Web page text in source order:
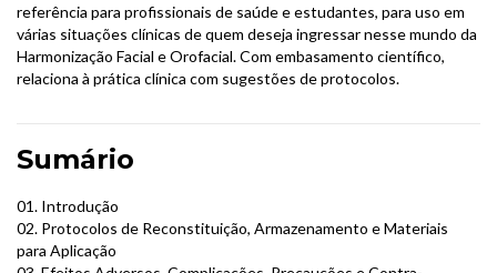
referência para profissionais de saúde e estudantes, para uso em
várias situações clínicas de quem deseja ingressar nesse mundo da
Harmonização Facial e Orofacial. Com embasamento científico,
relaciona à prática clínica com sugestões de protocolos.
Sumário
01. Introdução
02. Protocolos de Reconstituição, Armazenamento e Materiais
para Aplicação